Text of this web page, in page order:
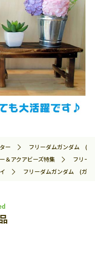
ー
フリーダムガンダム (
＆アクアビーズ特集
フリー
フリーダムガンダム (ガ